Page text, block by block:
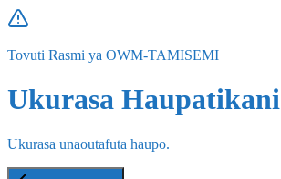
Tovuti Rasmi ya OWM-TAMISEMI
Ukurasa Haupatikani
Ukurasa unaoutafuta haupo.